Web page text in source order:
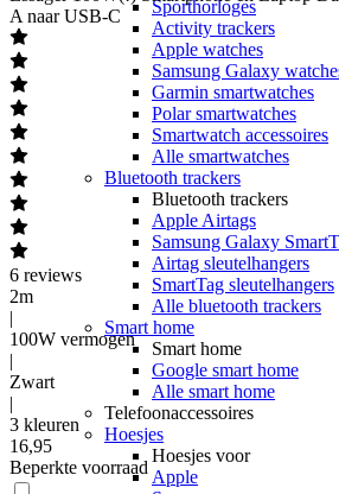
Sporthorloges
Activity trackers
Apple watches
Samsung Galaxy
Garmin smartwatches
Polar smartwatches
Smartwatch accessoires
Alle smartwatches
Bluetooth trackers
Bluetooth trackers
Apple Airtags
Samsung Galaxy
Airtag sleutelhangers
SmartTag sleutelhangers
Alle bluetooth trackers
Smart home
Smart home
Google smart home
Alle smart home
Telefoonaccessoires
Hoesjes
Hoesjes voor
Apple
A naar USB-C
6 reviews
2m
|
100W vermogen
|
Zwart
|
3 kleuren
16,95
Beperkte voorraad